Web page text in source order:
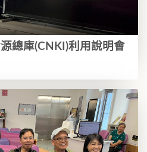
總庫(CNKI)利用說明會